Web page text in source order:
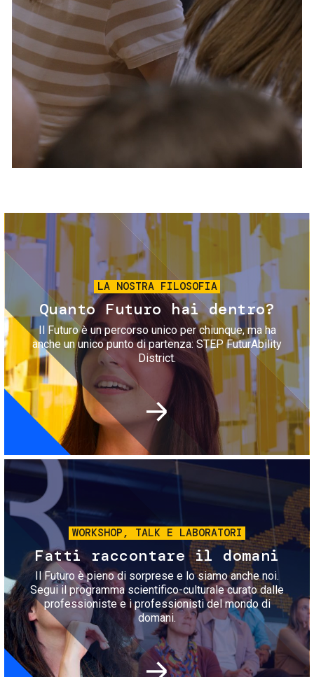
Servizi e accessibilità
Contatti
FAQ
Biglietti
Immagine
LA NOSTRA FILOSOFIA
Quanto Futuro hai dentro?
Il Futuro è un percorso unico per chiunque, ma ha
anche un unico punto di partenza: STEP FuturAbility
District.
Immagine
WORKSHOP, TALK E LABORATORI
Fatti raccontare il domani
Il Futuro è pieno di sorprese e lo siamo anche noi.
Segui il programma scientifico-culturale curato dalle
professioniste e i professionisti del mondo di
domani.